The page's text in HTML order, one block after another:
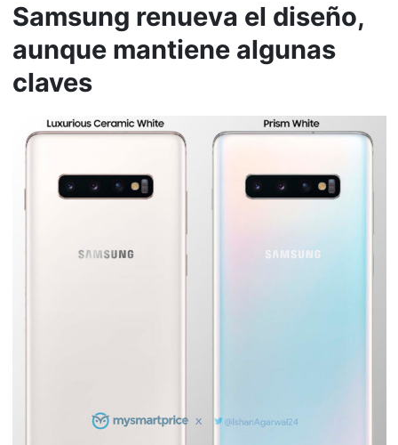
Samsung renueva el diseño,
aunque mantiene algunas
claves